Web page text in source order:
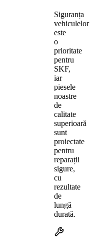
Siguranța
vehiculelor
este
o
prioritate
pentru
SKF,
iar
piesele
noastre
de
calitate
superioară
sunt
proiectate
pentru
reparații
sigure,
cu
rezultate
de
lungă
durată.